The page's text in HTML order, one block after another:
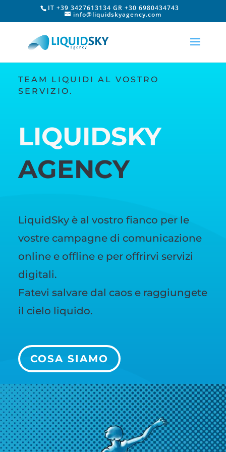
IT +39 3427613134 GR +30 6980434743
info@liquidskyagency.com
TEAM LIQUIDI AL VOSTRO
SERVIZIO.
LIQUIDSKY
AGENCY
LiquidSky è al vostro fianco per le
vostre campagne di comunicazione
online e offline e per offrirvi servizi
digitali.
Fatevi salvare dal caos e raggiungete
il cielo liquido.
COSA SIAMO